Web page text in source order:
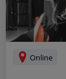
Online